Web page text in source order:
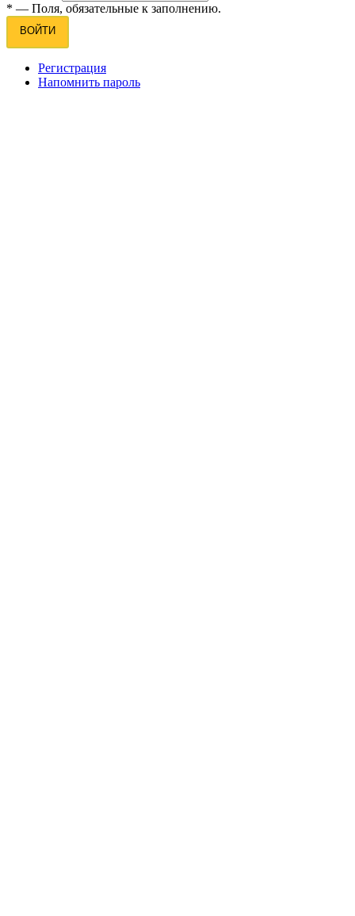
* — Поля, обязательные к заполнению.
ВОЙТИ
Регистрация
Напомнить пароль